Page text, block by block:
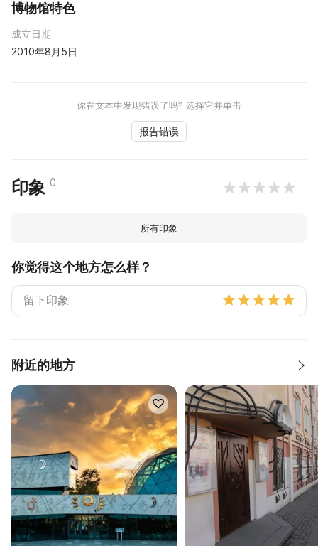
博物馆特色
成立日期
2010年8月5日
你在文本中发现错误了吗? 选择它并单击
报告错误
印象 0
所有印象
你觉得这个地方怎么样？
附近的地方